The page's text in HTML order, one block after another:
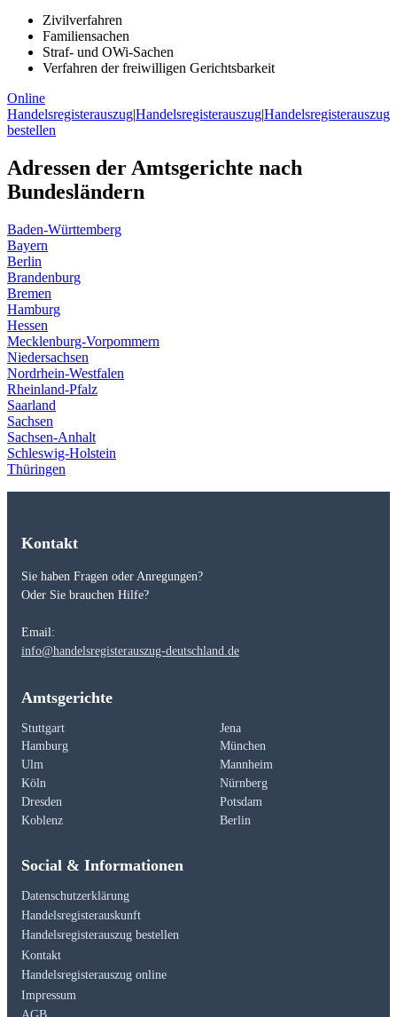
Zivilverfahren
Familiensachen
Straf- und OWi-Sachen
Verfahren der freiwilligen Gerichtsbarkeit
Online
Handelsregisterauszug|Handelsregisterauszug|Handelsregisterauszug
bestellen
Adressen der Amtsgerichte nach
Bundesländern
Baden-Württemberg
Bayern
Berlin
Brandenburg
Bremen
Hamburg
Hessen
Mecklenburg-Vorpommern
Niedersachsen
Nordrhein-Westfalen
Rheinland-Pfalz
Saarland
Sachsen
Sachsen-Anhalt
Schleswig-Holstein
Thüringen
Kontakt
Sie haben Fragen oder Anregungen?
Oder Sie brauchen Hilfe?
Email:
info@handelsregisterauszug-deutschland.de
Amtsgerichte
Stuttgart
Jena
Hamburg
München
Ulm
Mannheim
Köln
Nürnberg
Dresden
Potsdam
Koblenz
Berlin
Social & Informationen
Datenschutzerklärung
Handelsregisterauskunft
Handelsregisterauszug bestellen
Kontakt
Handelsregisterauszug online
Impressum